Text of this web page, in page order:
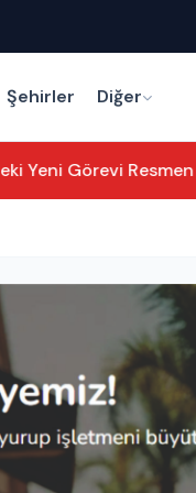
Şehirler Diğer
Yeni Görevi Resmen